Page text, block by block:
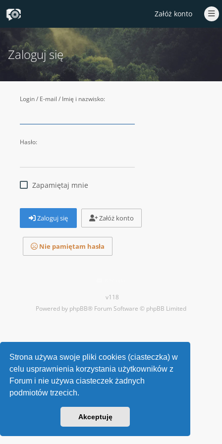
Strona używa swoje pliki cookies (ciasteczka) w
celu usprawnienia korzystania użytkowników z
Forum i nie używa ciasteczek żadnych
podmiotów trzecich.
Akceptuję
Załóż konto
Zaloguj się
Login / E-mail / Imię i nazwisko:
Hasło:
Zapamiętaj mnie
Zaloguj się Załóż konto
Nie pamiętam hasła
v118
Powered by phpBB® Forum Software © phpBB Limited